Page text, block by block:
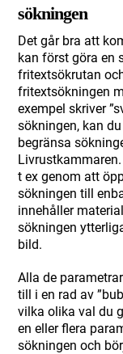
sökningen
Det går bra att
kan först göra en
fritextsökrutan
fritextsökningen
exempel skriver
sökningen, kan
begränsa
t ex genom att
sökningen till
innehåller
sökningen
bild.
Alla de
till i en rad av
vilka olika val du
en eller flera
sökningen och